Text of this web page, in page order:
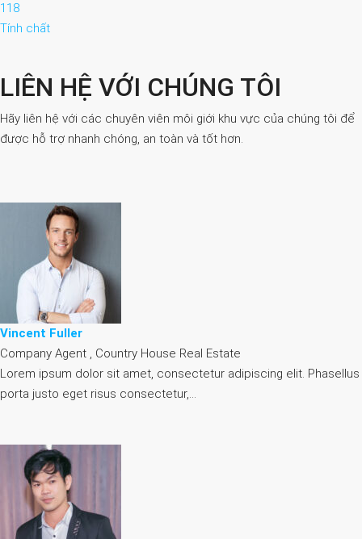
118
Tính chất
LIÊN HỆ VỚI CHÚNG TÔI
Hãy liên hệ với các chuyên viên môi giới khu vực của chúng tôi để
được hỗ trợ nhanh chóng, an toàn và tốt hơn.
Vincent Fuller
Company Agent , Country House Real Estate
Lorem ipsum dolor sit amet, consectetur adipiscing elit. Phasellus
porta justo eget risus consectetur,…